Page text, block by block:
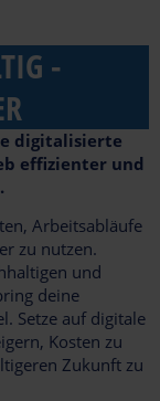
-
digitalisierte
effizienter und
Arbeitsabläufe
zu nutzen.
und
deine
Setze auf digitale
Kosten zu
Zukunft zu